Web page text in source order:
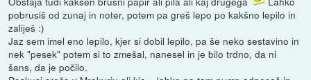
pobrusiš od zunaj in noter, potem pa greš lepo po kakšno lepilo in
zaliješ :)
Jaz sem imel eno lepilo, kjer si dobil lepilo, pa še neko sestavino in
nek "pesek" potem si to zmešal, nanesel in je bilo trdno, da ni
šans, da je počilo.